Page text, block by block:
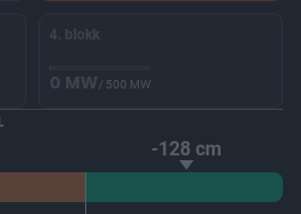
4. blokk
0 MW/ 500 MW
-128 cm